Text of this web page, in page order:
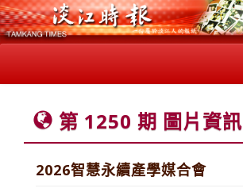
第 1250 期 圖片資訊
2026智慧永續產學媒合會